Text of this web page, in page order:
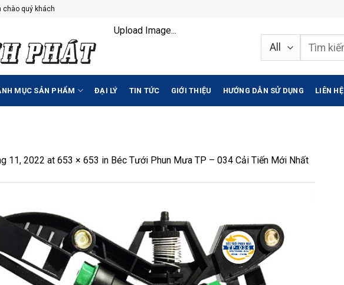
chào quý khách
Upload Image...
Tìm
MỤC SẢN PHẨM ĐẠI LÝ TIN TỨC GIỚI THIỆU HƯỚNG DẪN SỬ DỤNG LIÊN HỆ
11, 2022 at 653 × 653 in Béc Tưới Phun Mưa TP – 034 Cải Tiến Mới Nhất